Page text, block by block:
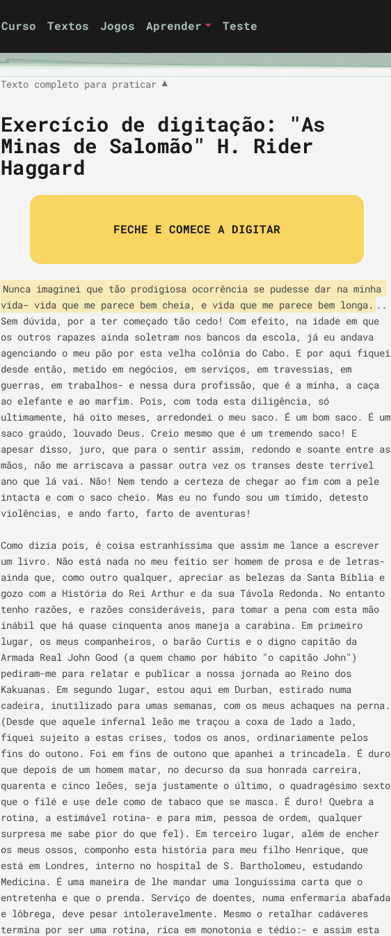
Curso Textos Jogos Aprender Teste
Texto completo para praticar ▼
Exercício de digitação: "As
Minas de Salomão" H. Rider
Haggard
FECHE E COMECE A DIGITAR
Nunca imaginei que tão prodigiosa ocorrência se pudesse dar na minha
vida- vida que me parece bem cheia, e vida que me parece bem longa. ..
Sem dúvida, por a ter começado tão cedo! Com efeito, na idade em que
os outros rapazes ainda soletram nos bancos da escola, já eu andava
agenciando o meu pão por esta velha colônia do Cabo. E por aqui fiquei
desde então, metido em negócios, em serviços, em travessias, em
guerras, em trabalhos- e nessa dura profissão, que é a minha, a caça
ao elefante e ao marfim. Pois, com toda esta diligência, só
ultimamente, há oito meses, arredondei o meu saco. É um bom saco. É um
saco graúdo, louvado Deus. Creio mesmo que é um tremendo saco! E
apesar disso, juro, que para o sentir assim, redondo e soante entre as
mãos, não me arriscava a passar outra vez os transes deste terrível
ano que lá vai. Não! Nem tendo a certeza de chegar ao fim com a pele
intacta e com o saco cheio. Mas eu no fundo sou um tímido, detesto
violências, e ando farto, farto de aventuras!
Como dizia pois, é coisa estranhíssima que assim me lance a escrever
um livro. Não está nada no meu feitio ser homem de prosa e de letras-
ainda que, como outro qualquer, apreciar as belezas da Santa Bíblia e
gozo com a História do Rei Arthur e da sua Távola Redonda. No entanto
tenho razões, e razões consideráveis, para tomar a pena com esta mão
inábil que há quase cinquenta anos maneja a carabina. Em primeiro
lugar, os meus companheiros, o barão Curtis e o digno capitão da
Armada Real John Good (a quem chamo por hábito "o capitão John")
pediram-me para relatar e publicar a nossa jornada ao Reino dos
Kakuanas. Em segundo lugar, estou aqui em Durban, estirado numa
cadeira, inutilizado para umas semanas, com os meus achaques na perna.
(Desde que aquele infernal leão me traçou a coxa de lado a lado,
fiquei sujeito a estas crises, todos os anos, ordinariamente pelos
fins do outono. Foi em fins de outono que apanhei a trincadela. É duro
que depois de um homem matar, no decurso da sua honrada carreira,
quarenta e cinco leões, seja justamente o último, o quadragésimo sexto
que o filé e use dele como de tabaco que se masca. É duro! Quebra a
rotina, a estimável rotina- e para mim, pessoa de ordem, qualquer
surpresa me sabe pior do que fel). Em terceiro lugar, além de encher
os meus ossos, componho esta história para meu filho Henrique, que
está em Londres, interno no hospital de S. Bartholomeu, estudando
Medicina. É uma maneira de lhe mandar uma longuíssima carta que o
entretenha e que o prenda. Serviço de doentes, numa enfermaria abafada
e lôbrega, deve pesar intoleravelmente. Mesmo o retalhar cadáveres
termina por ser uma rotina, rica em monotonia e tédio:- e assim esta